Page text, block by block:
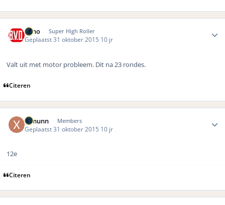
Reno Super High Roller
Geplaatst 31 oktober 2015 10 jr
Valt uit met motor probleem. Dit na 23 rondes.
Citeren
Ximunn Members
Geplaatst 31 oktober 2015 10 jr
12e
Citeren